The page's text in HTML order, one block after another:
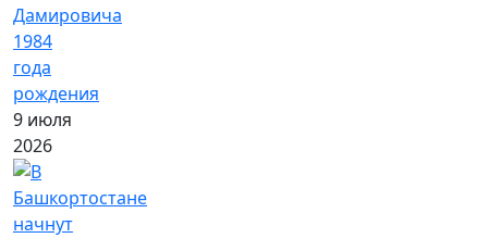
Дамировича
1984
года
рождения
9 июля
2026